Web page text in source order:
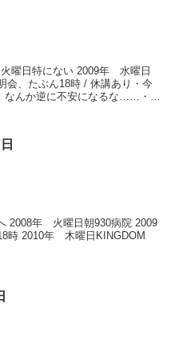
曜日特にない 2009年 水曜日
、たぶん18時 / 休講あり・今
なんか逆に不安になるな……・英
2008年 火曜日朝930病院 2009
時 2010年 木曜日KINGDOM